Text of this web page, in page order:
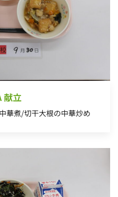
献立
華煮/切干大根の中華炒め